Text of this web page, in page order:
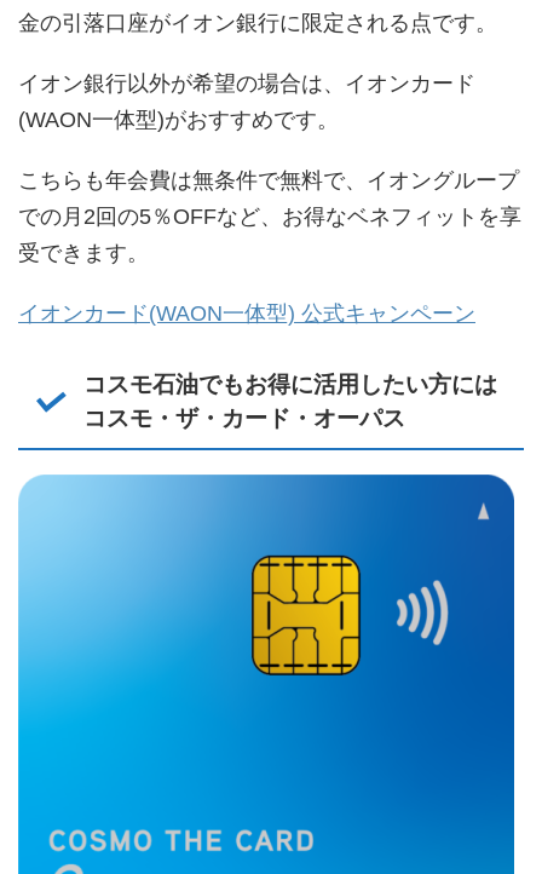
金の引落口座がイオン銀行に限定される点です。
イオン銀行以外が希望の場合は、イオンカード
(WAON一体型)がおすすめです。
こちらも年会費は無条件で無料で、イオングループ
での月2回の5％OFFなど、お得なベネフィットを享
受できます。
イオンカード(WAON一体型) 公式キャンペーン
コスモ石油でもお得に活用したい方には
コスモ・ザ・カード・オーパス